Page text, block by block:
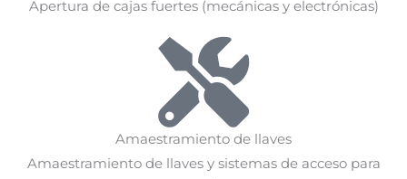
Apertura de cajas fuertes (mecánicas y electrónicas)
Amaestramiento de llaves
Amaestramiento de llaves y sistemas de acceso para